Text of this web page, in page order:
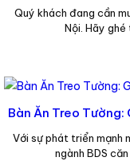
Quý khách đang cần
Nội. Hãy
Bàn Ăn Treo Tường:
Với sự phát triển mạnh
ngành BDS